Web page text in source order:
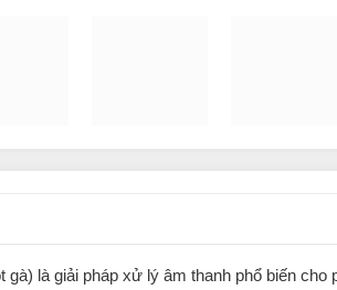
gà) là giải pháp xử lý âm thanh phổ biến